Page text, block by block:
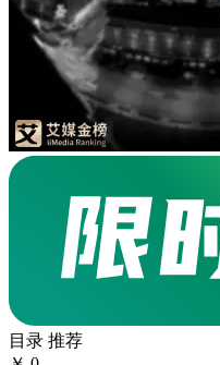
目录 推荐